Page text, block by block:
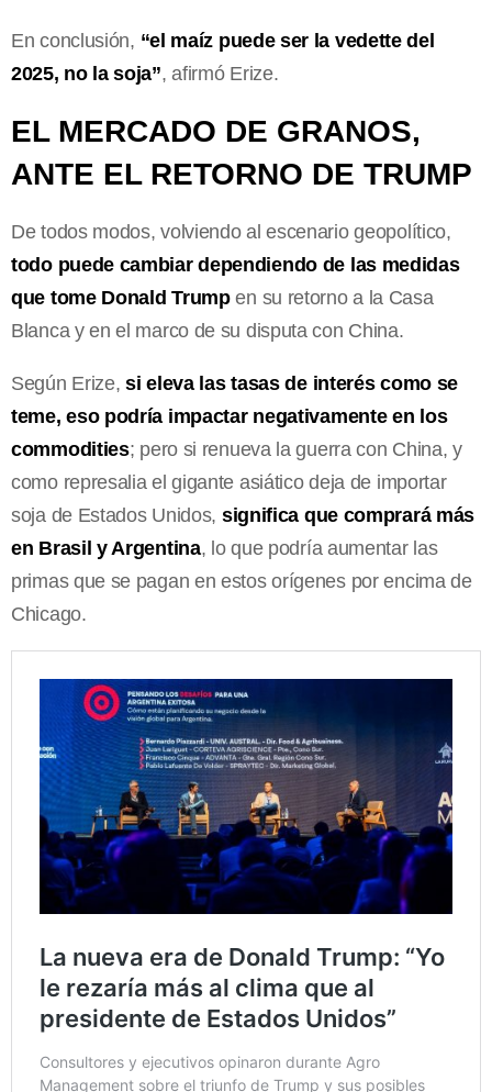
En conclusión, “el maíz puede ser la vedette del
2025, no la soja”, afirmó Erize.
EL MERCADO DE GRANOS,
ANTE EL RETORNO DE TRUMP
De todos modos, volviendo al escenario geopolítico,
todo puede cambiar dependiendo de las medidas
que tome Donald Trumpen su retorno a la Casa
Blanca y en el marco de su disputa con China.
Según Erize,si eleva las tasas de interés como se
teme, eso podría impactar negativamente en los
commodities; pero si renueva la guerra con China, y
como represalia el gigante asiático deja de importar
soja de Estados Unidos, significa que comprará más
en Brasil y Argentina, lo que podría aumentar las
primas que se pagan en estos orígenes por encima de
Chicago.